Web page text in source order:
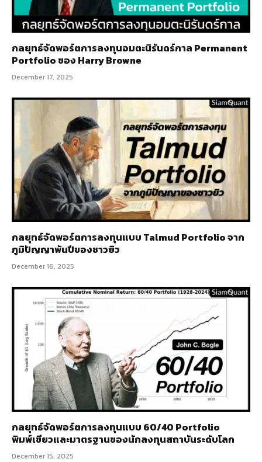
กลยุทธ์​จัดพอร์ตการลงทุนอมตะนิรันดร์กาล Permanent
Portfolio ของ Harry Browne
December 17, 2025
กลยุทธ์จัดพอร์ตการลงทุนแบบ Talmud Portfolio จาก
ภูมิปัญญาพันปีของชาวยิว
December 16, 2025
กลยุทธ์จัดพอร์ตการลงทุนแบบ 60/40 Portfolio
พิมพ์เขียวและมาตรฐานของนักลงทุนสถาบันระดับโลก
December 15, 2025